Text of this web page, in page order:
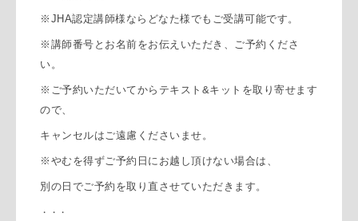
※JHA認定講師様ならどなた様でもご受講可能です。
※講師番号とお名前をお伝えいただき、ご予約くださ
い。
※ご予約いただいてからテキスト&キットを取り寄せます
ので、
キャンセルはご遠慮くださいませ。
※やむを得ずご予約日にお越し頂けない場合は、
別の日でご予約を取り直させていただきます。
・・・